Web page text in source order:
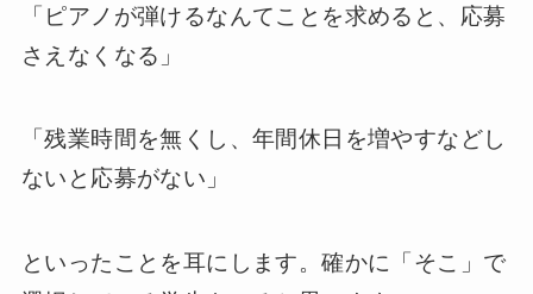
「ピアノが弾けるなんてことを求めると、応募
さえなくなる」
「残業時間を無くし、年間休日を増やすなどし
ないと応募がない」
といったことを耳にします。確かに「そこ」で